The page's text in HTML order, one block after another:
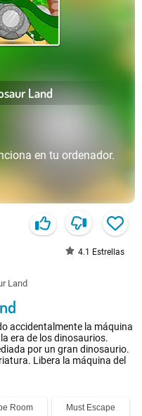
Land
en tu ordenador.
4.1 Estrellas
Land
accidentalmente la máquina
era de los dinosaurios.
por un gran dinosaurio.
Libera la máquina del
Room Must Escape